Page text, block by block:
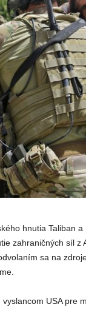
hnutia Taliban
zahraničných síl z
sa na
USA pre